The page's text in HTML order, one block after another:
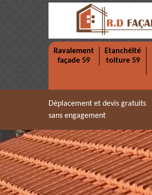
Ravalement
façade 59
Etanchéité
toiture 59
Déplacement et devis gratuits
sans engagement